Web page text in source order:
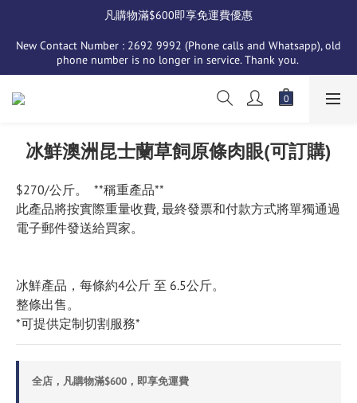
凡購物滿$600即享免運費優惠
New Contact Number : 2692 9992 (Phone calls and Whatsapp), old
phone number is no longer in service. Thank you.
冰鮮澳洲昆士蘭草飼原條肉眼(可訂購)
$270/公斤。  **稱重產品**
此產品將按實際重量收費, 最終發票和付款方式將單獨通過
電子郵件發送給買家。
冰鮮產品，每條約4公斤 至 6.5公斤。
整條出售。
*可提供定制切割服務*
全店，凡購物滿$600，即享免運費